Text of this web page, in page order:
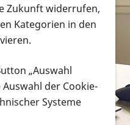
Zukunft widerrufen,
Kategorien in den
„Auswahl
der Cookie-
Systeme